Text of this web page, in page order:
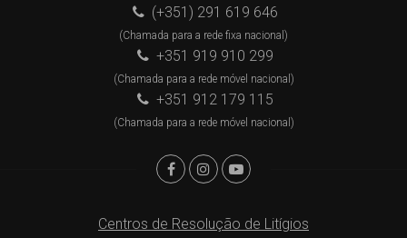
(+351) 291 619 646
(Chamada para a rede fixa nacional)
+351 919 910 299
(Chamada para a rede móvel nacional)
+351 912 179 115
(Chamada para a rede móvel nacional)
Centros de Resolução de Litígios